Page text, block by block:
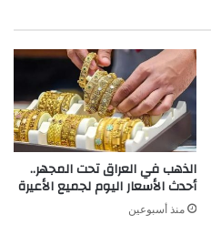
الذهب في العراق تحت المجهر..
أحدث الأسعار اليوم لجميع الأعيرة
منذ أسبوعين